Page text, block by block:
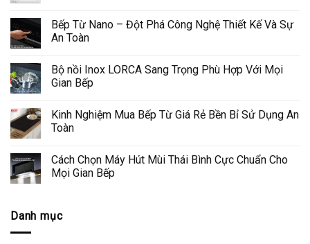
Bếp Từ Nano – Đột Phá Công Nghệ Thiết Kế Và Sự
An Toàn
Bộ nồi Inox LORCA Sang Trọng Phù Hợp Với Mọi
Gian Bếp
Kinh Nghiệm Mua Bếp Từ Giá Rẻ Bền Bỉ Sử Dụng An
Toàn
Cách Chọn Máy Hút Mùi Thái Bình Cực Chuẩn Cho
Mọi Gian Bếp
Danh mục